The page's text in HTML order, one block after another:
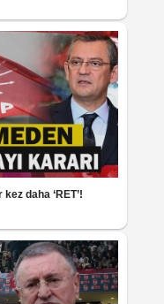
daha ‘RET’!